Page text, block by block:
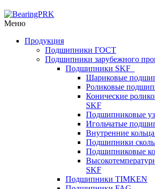
Меню
Продукция
Подшипники ГОСТ
Подшипники зарубежного
Подшипники SKF
Шариковые
Роликовые
Конические
SKF
Подшипниковые
Игольчатые
Внутренние
Подшипники
Подшипниковые
SKF
Подшипники TIMKEN